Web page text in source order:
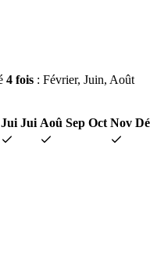
4 fois : Février, Juin, Août
Jui Jui Aoû Sep Oct Nov